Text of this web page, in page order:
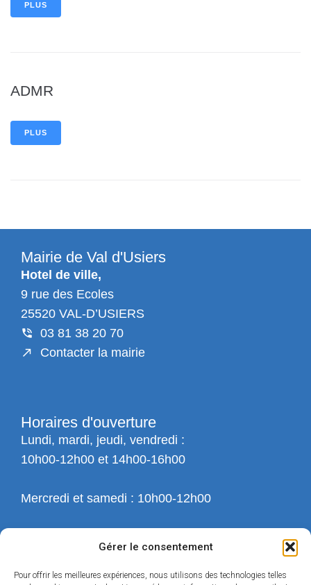
Gérer le consentement
Pour offrir les meilleures expériences, nous utilisons des technologies telles
PLUS
ADMR
PLUS
Mairie de Val d'Usiers
Hotel de ville,
9 rue des Ecoles
25520 VAL-D’USIERS
03 81 38 20 70
Contacter la mairie
Horaires d'ouverture
Lundi, mardi, jeudi, vendredi :
10h00-12h00 et 14h00-16h00
Mercredi et samedi : 10h00-12h00